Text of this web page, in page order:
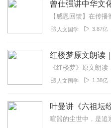
人文国学 3.87亿
红楼梦原文朗读
人文国学 1.38亿